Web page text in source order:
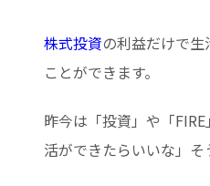
株式投資の利益だけで
ことができます。
昨今は「投資」や「
活ができたらいいな」そ